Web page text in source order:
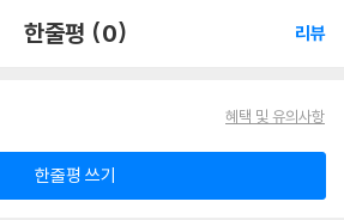
한줄평 (0) 리뷰
혜택 및 유의사항
한줄평 쓰기